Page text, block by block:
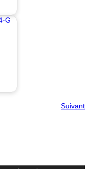
Suivant